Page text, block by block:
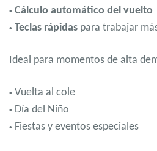
• Cálculo automático del vuelto
• Teclas rápidas para trabajar
Ideal para momentos de alta
• Vuelta al cole
• Día del Niño
• Fiestas y eventos especiales